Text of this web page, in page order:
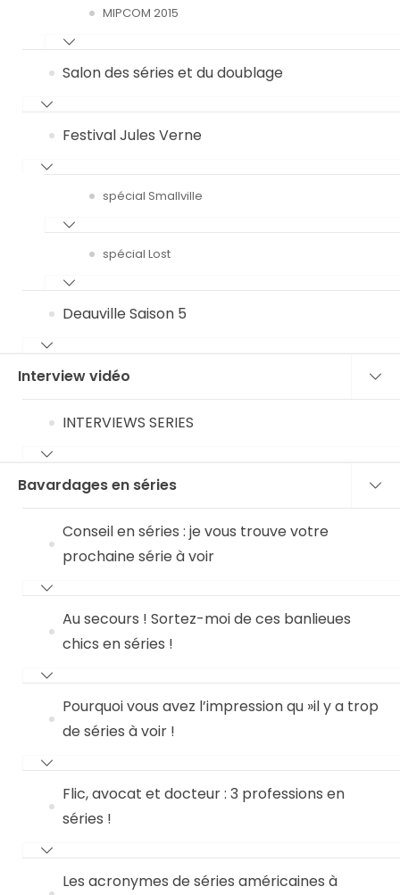
MIPCOM 2015
Salon des séries et du doublage
Festival Jules Verne
spécial Smallville
spécial Lost
Deauville Saison 5
Interview vidéo
INTERVIEWS SERIES
Bavardages en séries
Conseil en séries : je vous trouve votre
prochaine série à voir
Au secours ! Sortez-moi de ces banlieues
chics en séries !
Pourquoi vous avez l’impression qu »il y a trop
de séries à voir !
Flic, avocat et docteur : 3 professions en
séries !
Les acronymes de séries américaines à